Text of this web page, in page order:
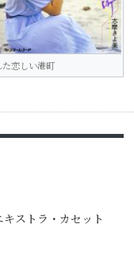
た恋しい港町
ストラ・カセット